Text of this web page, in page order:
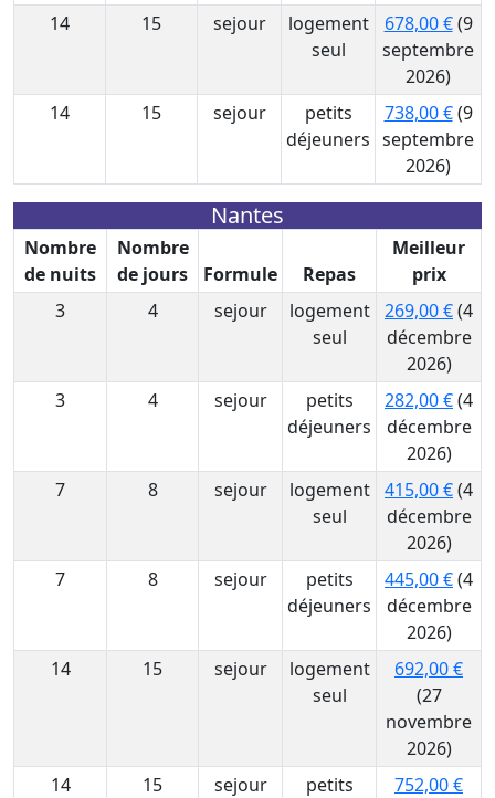
14
15 sejour
logement
seul
678,00 €(9
septembre
2026)
14
15 sejour
petits
déjeuners
738,00 €(9
septembre
2026)
Nantes
Nombre
de nuits
Nombre
de jours
Formule Repas
Meilleur
prix
3
4 sejour
logement
seul
269,00 €(4
décembre
2026)
3
4 sejour
petits
déjeuners
282,00 €(4
décembre
2026)
7
8 sejour
logement
seul
415,00 €(4
décembre
2026)
7
8 sejour
petits
déjeuners
445,00 €(4
décembre
2026)
14
15 sejour
logement
seul
692,00 €
(27
novembre
2026)
14
15 sejour
petits
752,00 €